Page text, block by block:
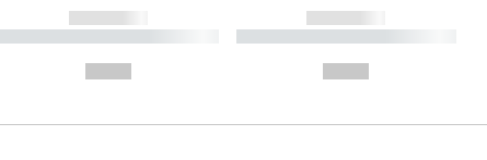
------------
----------- ----------
------------
----------- ----------- ----------